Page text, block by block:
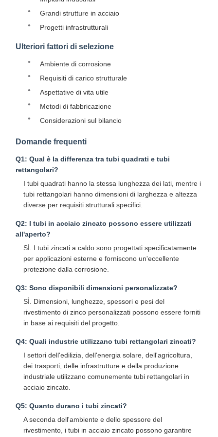
Grandi strutture in acciaio
Progetti infrastrutturali
Ulteriori fattori di selezione
Ambiente di corrosione
Requisiti di carico strutturale
Aspettative di vita utile
Metodi di fabbricazione
Considerazioni sul bilancio
Domande frequenti
Q1: Qual è la differenza tra tubi quadrati e tubi
rettangolari?
I tubi quadrati hanno la stessa lunghezza dei lati, mentre i
tubi rettangolari hanno dimensioni di larghezza e altezza
diverse per requisiti strutturali specifici.
Q2: I tubi in acciaio zincato possono essere utilizzati
all'aperto?
SÌ. I tubi zincati a caldo sono progettati specificatamente
per applicazioni esterne e forniscono un'eccellente
protezione dalla corrosione.
Q3: Sono disponibili dimensioni personalizzate?
SÌ. Dimensioni, lunghezze, spessori e pesi del
rivestimento di zinco personalizzati possono essere forniti
in base ai requisiti del progetto.
Q4: Quali industrie utilizzano tubi rettangolari zincati?
I settori dell'edilizia, dell'energia solare, dell'agricoltura,
dei trasporti, delle infrastrutture e della produzione
industriale utilizzano comunemente tubi rettangolari in
acciaio zincato.
Q5: Quanto durano i tubi zincati?
A seconda dell'ambiente e dello spessore del
rivestimento, i tubi in acciaio zincato possono garantire